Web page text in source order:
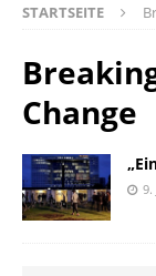
STARTSEITE
Change
9.